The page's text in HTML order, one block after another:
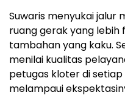
Suwaris menyukai jalur
ruang gerak yang
tambahan yang kaku.
menilai kualitas
petugas kloter di
melampaui